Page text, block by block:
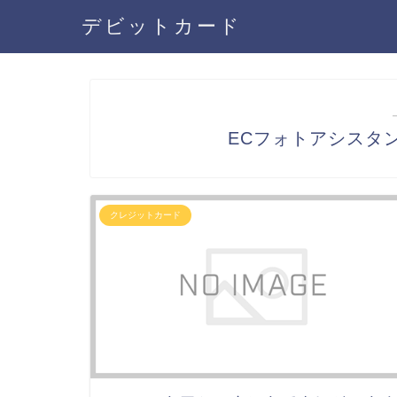
デビットカード
ECフォトアシスタ
クレジットカード